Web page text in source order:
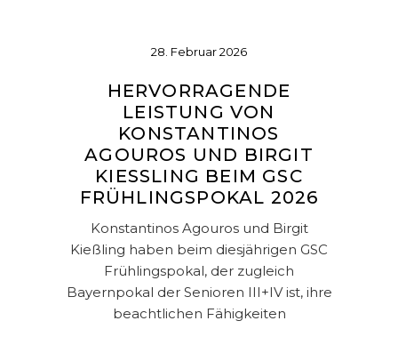
28. Februar 2026
HERVORRAGENDE
LEISTUNG VON
KONSTANTINOS
AGOUROS UND BIRGIT
KIESSLING BEIM GSC F
RÜHLINGSPOKAL 2026
Konstantinos Agouros und Birgit
Kießling haben beim diesjährigen GSC
Frühlingspokal, der zugleich
Bayernpokal der Senioren III+IV ist, ihre
beachtlichen Fähigkeiten